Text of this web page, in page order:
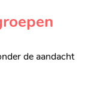
de aandacht